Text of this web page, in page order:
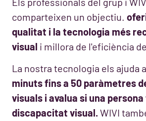
comparteixen un objectiu.
qualitat i la tecnologia més
visual i millora de l'eficiència
La nostra tecnologia els ajuda a
minuts fins a 50 paràmetres
visuals i avalua si una
discapacitat visual.WIVI